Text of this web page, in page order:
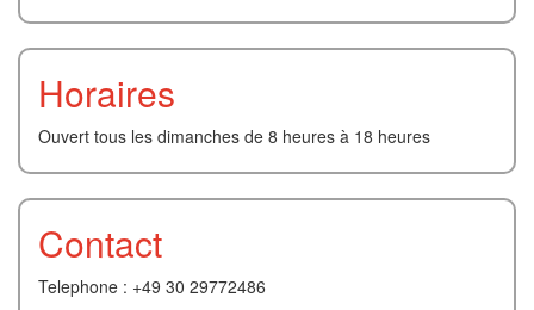
Horaires
Ouvert tous les dimanches de 8 heures à 18 heures
Contact
Telephone : +49 30 29772486